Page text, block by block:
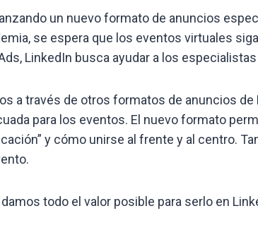
un nuevo formato de anuncios
se espera que los eventos virtuales
LinkedIn busca ayudar a los
a través de otros formatos de anuncios
para los eventos. El nuevo formato
y cómo unirse al frente y al centro.
todo el valor posible para serlo en